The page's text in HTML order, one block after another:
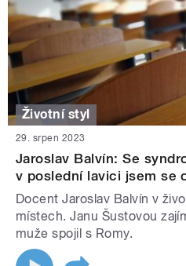
Životní styl
29. srpen 2023
Jaroslav Balvín: Se
v poslední lavici jsem se
Docent Jaroslav Balvín v
místech. Janu Šustovou
muže spojil s Romy.